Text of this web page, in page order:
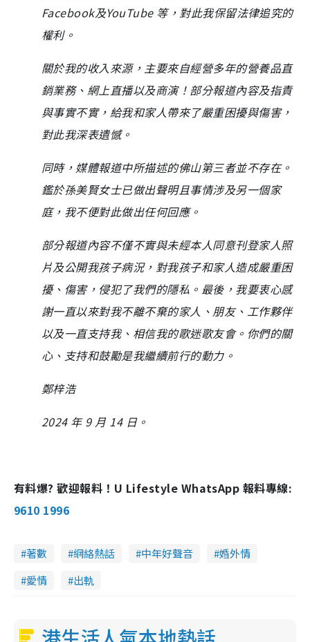
Facebook及YouTube 等，對此我保留法律追究的
權利。
關於我的收入來源，主要來自經營多年的營養品直
銷業務、網上直播以及商演！部分報道內容及指責
與事實不實，給我和家人帶來了嚴重困擾與傷害，
對此我深表遺憾。
同時，媒體報道中所描述的佛山第三者並不存在。
鑑於孫美賢女士已做出聲明且事情涉及另一個家
庭，我不便對此做出任何回應。
部分報道內容不僅不實與未經本人同意刊登家人照
片及公開我孩子病況，對我孩子和家人造成嚴重困
擾、傷害，侵犯了我們的隱私。最後，我要衷心感
謝一直以來對我不離不棄的家人、朋友、工作夥伴
以及一直支持我、相信我的歌迷歌友會。你們的關
心、支持和鼓勵是我繼續前行的動力。
鄭梓浩
2024 年 9 月 14 日。
有料爆? 歡迎報料！U Lifestyle WhatsApp 報料專線:
9610 1996
著數 網絡熱話 中年好聲音
婚外情
愛情
出軌